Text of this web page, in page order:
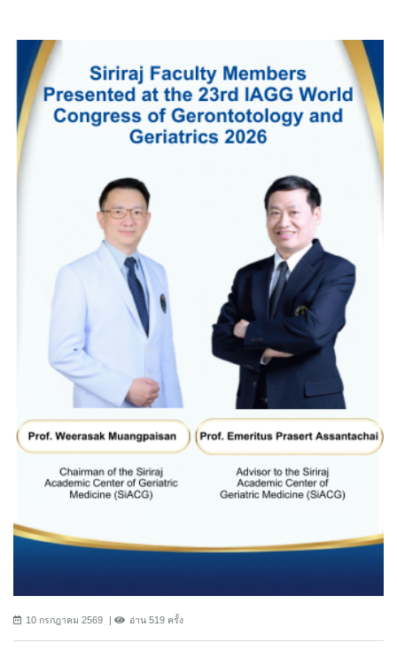
10 กรกฎาคม 2569 อ่าน 519 ครั้ง